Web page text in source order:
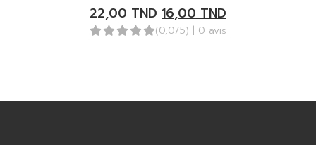
22,00TND 16,00TND
(0,0/5) | 0 avis